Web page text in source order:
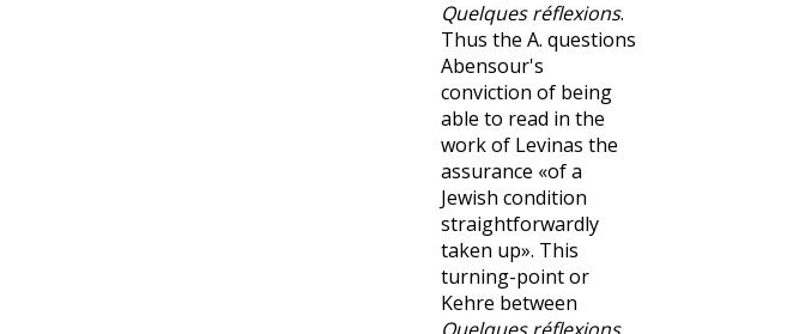
Quelques réflexions.
Thus the A. questions
Abensour's
conviction of being
able to read in the
work of Levinas the
assurance «of a
Jewish condition
straightforwardly
taken up». This
turning-point or
Kehre between